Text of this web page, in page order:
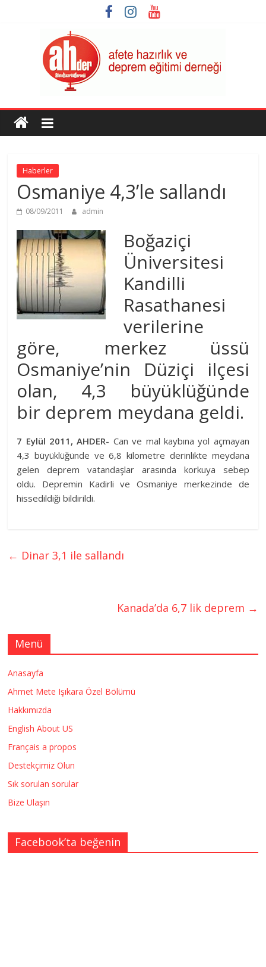
AHDER
Afete
ve
Deprem
Eğitimi
Derneği
Haberler
Osmaniye 4,3’le sallandı
08/09/2011 admin
Boğaziçi
Üniversitesi
Kandilli
Rasathanesi
verilerine
göre, merkez üssü
Osmaniye’nin Düziçi ilçesi
olan, 4,3 büyüklüğünde
bir deprem meydana geldi.
7 Eylül 2011, AHDER- Can ve mal kaybına yol açmayan
4,3 büyüklüğünde ve 6,8 kilometre derinlikte meydana
gelendeprem vatandaşlar arasında korkuya sebep
oldu. Depremin Kadirli ve Osmaniye merkezinde de
hissedildiği bildirildi.
← Dinar 3,1 ile sallandı
Kanada’da 6,7 lik deprem →
Menü
Anasayfa
Ahmet Mete Işıkara Özel Bölümü
Hakkımızda
English About US
Français a propos
Destekçimiz Olun
Sık sorulan sorular
Bize Ulaşın
Facebook’ta beğenin